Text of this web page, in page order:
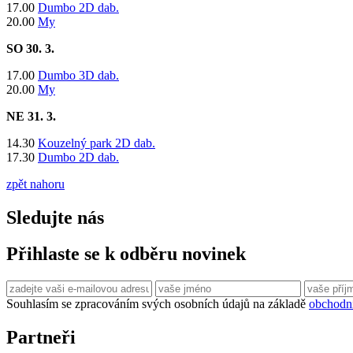
​17.00 Dumbo 2D dab.
20.00 My
SO 30. 3.
​17.00 Dumbo 3D dab.
20.00 My
NE 31. 3.
14.30 Kouzelný park 2D dab.
​17.30 Dumbo 2D dab.
zpět nahoru
Sledujte nás
Přihlaste se k odběru novinek
Souhlasím se zpracováním svých osobních údajů na základě
Partneři